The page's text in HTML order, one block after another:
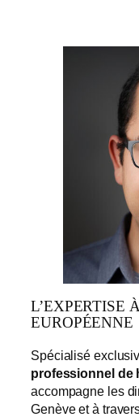
L’EXPERTISE
EUROPÉENNE
Spécialisé
professionnel de
accompagne les
Genève et à